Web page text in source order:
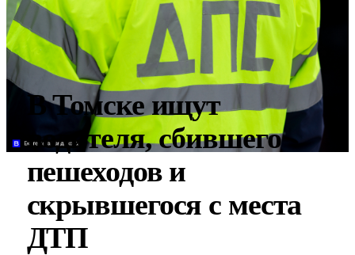
В Томске ищут
водителя, сбившего
пешеходов и
скрывшегося с места
ДТП